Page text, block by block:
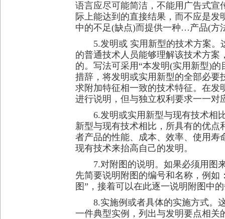
语言应尽可能简洁，不能用广告式
际上能达到的直接结果，而不应是
中的不足(缺点)而提供一种…产品(方
5.发明或 实用新型的技术方案。
的普通技术人员能够理解该技术方
的。写法可采用“本发明(实用新型)
措辞，将发明或实用新型的全部必
求附加特征相一致的技术特征。在
进行说明，但与独立权利要求一一对
6.发明或实用新型与现有技术相比
新型与现有技术相比，所具有的优
者产品的性能、成本、效率、使用
现有技术来抬高自己的发明。
7.对附图的说明。如果必须用图来
先简要说明附图的编号和名称，例如
图”，接着可以在此逐一说明附图中
8.实施例或者具体的实施方式。这
一件典型实例，列出与发明要点相